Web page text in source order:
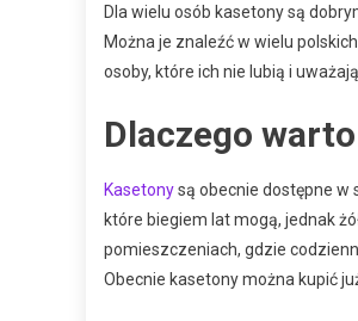
Dla wielu osób kasetony są
Można je znaleźć w wielu
osoby, które ich nie lubią i
Dlaczego
Kasetonysą obecnie dostępne w
które biegiem lat mogą, jednak
pomieszczeniach, gdzie
Obecnie kasetony można kupić